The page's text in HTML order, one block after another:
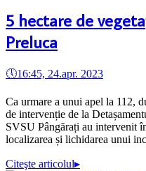
5 hectare de
Preluca
🕔16:45, 24.apr. 2023
Ca urmare a unui apel la 112,
de intervenție de la
SVSU Pângărați au intervenit
localizarea și lichidarea unui
Citeşte articolul▸